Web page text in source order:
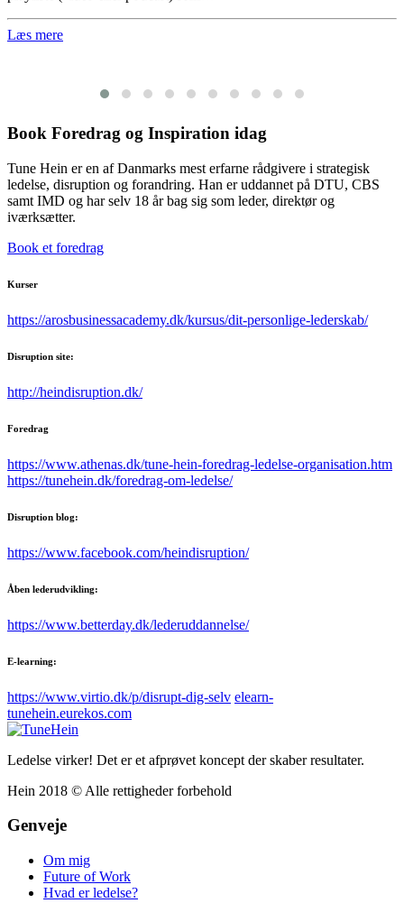
Læs mere
Book Foredrag og Inspiration idag
Tune Hein er en af Danmarks mest erfarne rådgivere i strategisk
ledelse, disruption og forandring. Han er uddannet på DTU, CBS
samt IMD og har selv 18 år bag sig som leder, direktør og
iværksætter.
Book et foredrag
Kurser
https://arosbusinessacademy.dk/kursus/dit-personlige-lederskab/
Disruption site:
http://heindisruption.dk/
Foredrag
https://www.athenas.dk/tune-hein-foredrag-ledelse-organisation.htm
https://tunehein.dk/foredrag-om-ledelse/
Disruption blog:
https://www.facebook.com/heindisruption/
Åben lederudvikling:
https://www.betterday.dk/lederuddannelse/
E-learning:
https://www.virtio.dk/p/disrupt-dig-selv elearn-
tunehein.eurekos.com
Ledelse virker! Det er et afprøvet koncept der skaber resultater.
Hein 2018 © Alle rettigheder forbehold
Genveje
Om mig
Future of Work
Hvad er ledelse?